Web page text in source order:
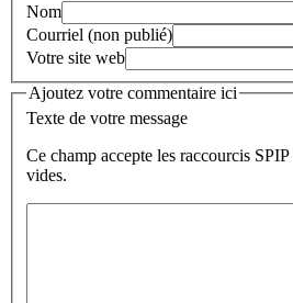
Nom
Courriel (non publié)
Votre site web
Ajoutez votre commentaire ici
Texte de votre message
Ce champ accepte les raccourcis SPIP
vides.